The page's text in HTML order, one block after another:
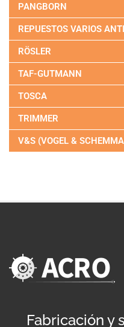
PANGBORN
REPUESTOS VARIOS
RÖSLER
TAF-GUTMANN
TOSCA
TRIMMER
V&S (VOGEL &
Fabricación y